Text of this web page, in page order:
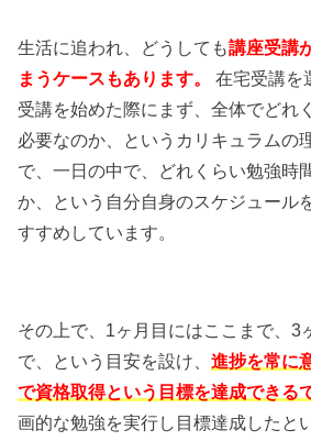
生活に追われ、どうしても講座受講
まうケースもあります。
在宅受講を
受講を始めた際にまず、全体でどれ
必要なのか、というカリキュラムの
で、一日の中で、どれくらい勉強時
か、という自分自身のスケジュール
すすめしています。
その上で、1ヶ月目にはここまで、3
で、という目安を設け、進捗を常に
で資格取得という目標を達成できる
画的な勉強を実行し目標達成したと